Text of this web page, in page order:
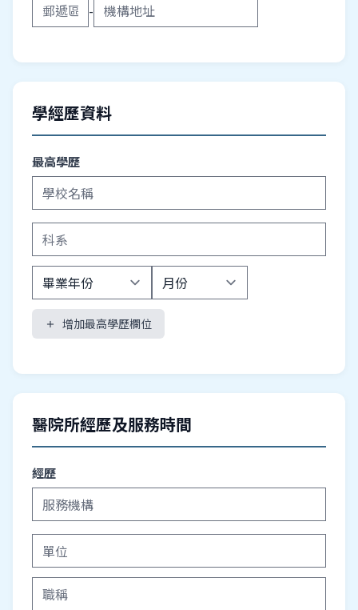
-
學經歷資料
最高學歷
add 增加最高學歷欄位
醫院所經歷及服務時間
經歷